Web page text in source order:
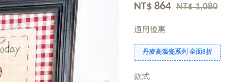
NT$ 864 NT$ 1,080
適用優惠
丹麥高溫瓷系列 全面8折
款式